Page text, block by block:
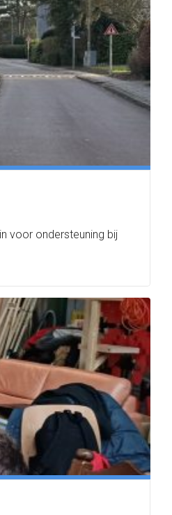
voor ondersteuning bij